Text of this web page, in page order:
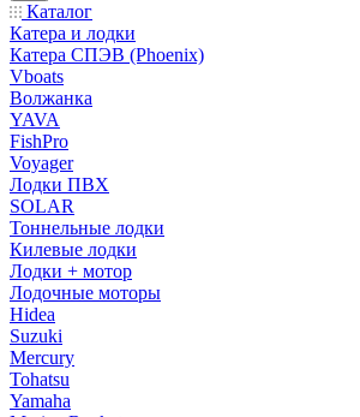
Каталог
Катера и лодки
Катера СПЭВ (Phoenix)
Vboats
Волжанка
YAVA
FishPro
Voyager
Лодки ПВХ
SOLAR
Тоннельные лодки
Килевые лодки
Лодки + мотор
Лодочные моторы
Hidea
Suzuki
Mercury
Tohatsu
Yamaha